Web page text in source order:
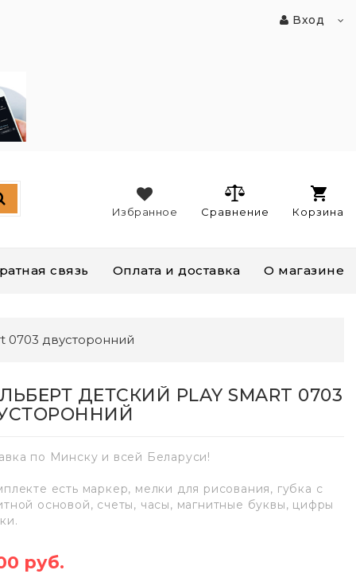
Вход
Корзина
Сравнение
Избранное
связь Оплата и доставка О магазине
0703 двусторонний
ДЕТСКИЙ PLAY SMART 0703
по Минску и всей Беларуси!
есть маркер, мелки для рисования, губка с
основой, счеты, часы, магнитные буквы, цифры
руб.